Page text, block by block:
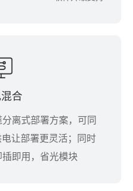
合
离式部署方案，可同
让部署更灵活；同时
即用，省光模块